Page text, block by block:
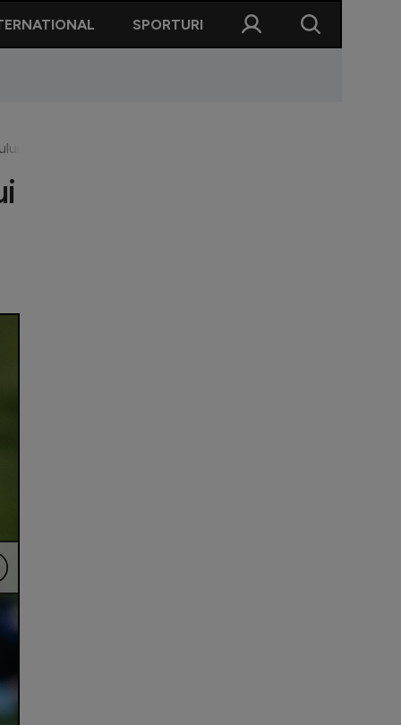
SPORTURI
cumpărat de Salzburg cu 2.000.000 de euro: ”Da, este